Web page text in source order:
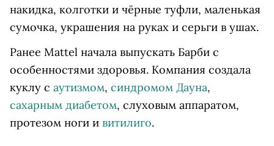
накидка, колготки и чёрные туфли, маленькая
сумочка, украшения на руках и серьги в ушах.
Ранее Mattel начала выпускать Барби с
особенностями здоровья. Компания создала
куклу с аутизмом, синдромом Дауна,
сахарным диабетом, слуховым аппаратом,
протезом ноги и витилиго.